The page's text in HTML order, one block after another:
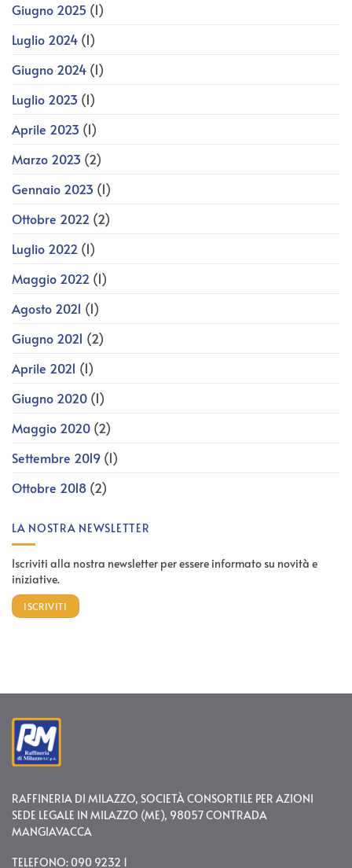
Giugno 2025 (1)
Luglio 2024 (1)
Giugno 2024 (1)
Luglio 2023 (1)
Aprile 2023 (1)
Marzo 2023 (2)
Gennaio 2023 (1)
Ottobre 2022 (2)
Luglio 2022 (1)
Maggio 2022 (1)
Agosto 2021 (1)
Giugno 2021 (2)
Aprile 2021 (1)
Giugno 2020 (1)
Maggio 2020 (2)
Settembre 2019 (1)
Ottobre 2018 (2)
LA NOSTRA NEWSLETTER
Iscriviti alla nostra newsletter per essere informato su novità e
iniziative.
ISCRIVITI
RAFFINERIA DI MILAZZO, SOCIETÀ CONSORTILE PER AZIONI
SEDE LEGALE IN MILAZZO (ME), 98057 CONTRADA
MANGIAVACCA
TELEFONO: 090 9232 1